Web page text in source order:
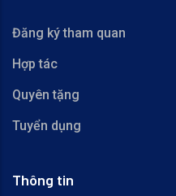
Đăng ký tham quan
Hợp tác
Quyên tặng
Tuyển dụng
Thông tin